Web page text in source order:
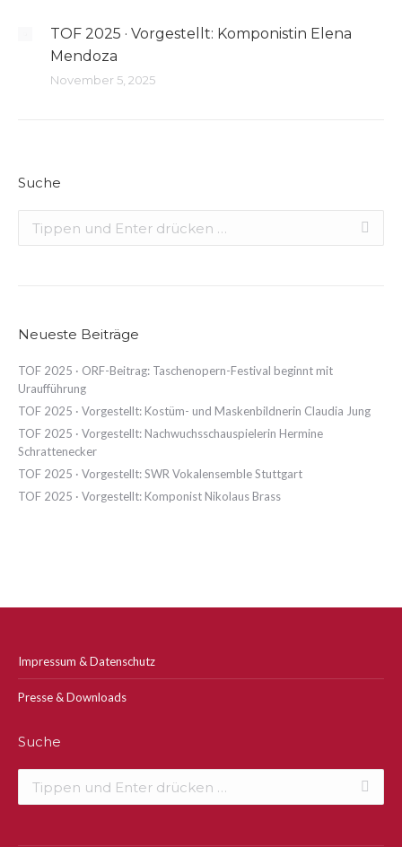
TOF 2025 · Vorgestellt: Komponistin Elena
Mendoza
November 5, 2025
Suche
Neueste Beiträge
TOF 2025 · ORF-Beitrag: Taschenopern-Festival beginnt mit
Uraufführung
TOF 2025 · Vorgestellt: Kostüm- und Maskenbildnerin Claudia Jung
TOF 2025 · Vorgestellt: Nachwuchsschauspielerin Hermine
Schrattenecker
TOF 2025 · Vorgestellt: SWR Vokalensemble Stuttgart
TOF 2025 · Vorgestellt: Komponist Nikolaus Brass
Impressum & Datenschutz
Presse & Downloads
Suche